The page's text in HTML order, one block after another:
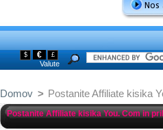
$ € £
Valute
Domov > Postanite Affiliate kisika
Postanite Affiliate kisika You. Com in